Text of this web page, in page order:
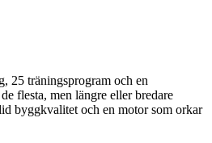
25 träningsprogram och en
flesta, men längre eller bredare
byggkvalitet och en motor som orkar